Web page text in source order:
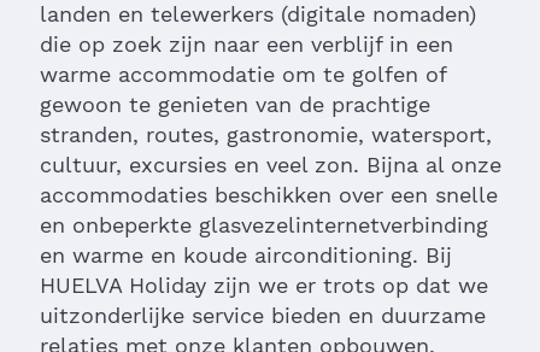
landen en telewerkers (digitale nomaden)
die op zoek zijn naar een verblijf in een
warme accommodatie om te golfen of
gewoon te genieten van de prachtige
stranden, routes, gastronomie, watersport,
cultuur, excursies en veel zon. Bijna al onze
accommodaties beschikken over een snelle
en onbeperkte glasvezelinternetverbinding
en warme en koude airconditioning. Bij
HUELVA Holiday zijn we er trots op dat we
uitzonderlijke service bieden en duurzame
relaties met onze klanten opbouwen.